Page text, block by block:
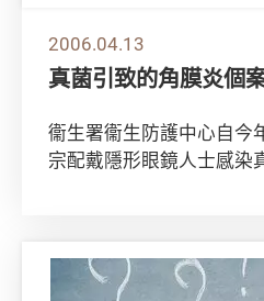
2006.04.13
真菌引致的角膜炎個
衞生署衞生防護中心自今
宗配戴隱形眼鏡人士感染